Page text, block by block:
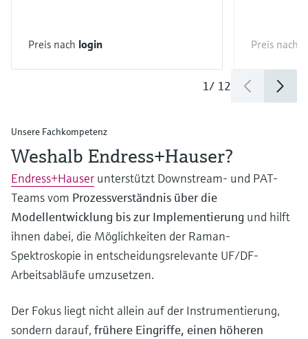
Preis nach login Preis nach
1/ 12
Unsere Fachkompetenz
Weshalb Endress+Hauser?
Endress+Hauser unterstützt Downstream- und PAT-
Teams vom Prozessverständnis über die
Modellentwicklung bis zur Implementierung und hilft
ihnen dabei, die Möglichkeiten der Raman-
Spektroskopie in entscheidungsrelevante UF/DF-
Arbeitsabläufe umzusetzen.
Der Fokus liegt nicht allein auf der Instrumentierung,
sondern darauf, frühere Eingriffe, einen höheren